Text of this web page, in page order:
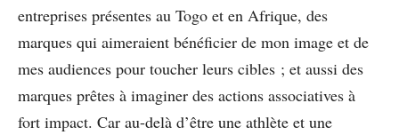
entreprises présentes au Togo et en Afrique, des
marques qui aimeraient bénéficier de mon image et de
mes audiences pour toucher leurs cibles ; et aussi des
marques prêtes à imaginer des actions associatives à
fort impact. Car au-delà d’être une athlète et une